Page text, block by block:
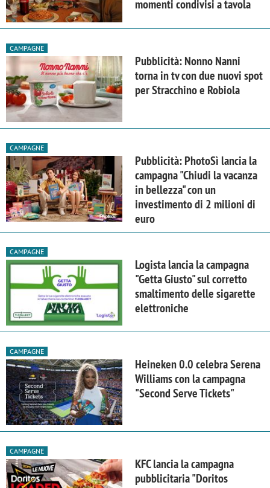
momenti condivisi a tavola
CAMPAGNE
Pubblicità: Nonno Nanni
torna in tv con due nuovi spot
per Stracchino e Robiola
CAMPAGNE
Pubblicità: PhotoSì lancia la
campagna "Chiudi la vacanza
in bellezza" con un
investimento di 2 milioni di
euro
CAMPAGNE
Logista lancia la campagna
"Getta Giusto" sul corretto
smaltimento delle sigarette
elettroniche
CAMPAGNE
Heineken 0.0 celebra Serena
Williams con la campagna
"Second Serve Tickets"
CAMPAGNE
KFC lancia la campagna
pubblicitaria "Doritos